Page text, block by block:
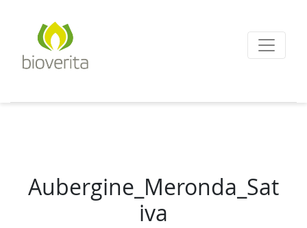
Von der Züchtung bis
Aubergine_Meronda_Sat
iva